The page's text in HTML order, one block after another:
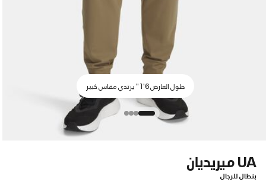
طول العارض 6'1" يرتدي مقاس كبير
UA ميريديان
بنطال للرجال